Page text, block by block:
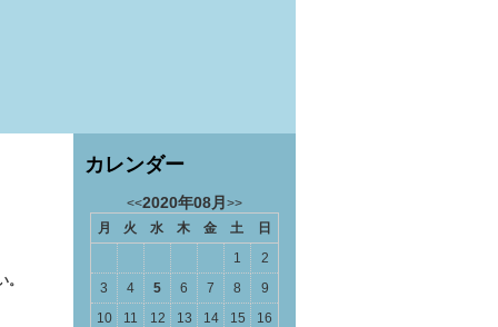
カレンダー
<<2020年08月 >>
月
火 水 木 金 土
日
1
2
3
4 5 6 7 8
9
10
11 12 13 14 15
16